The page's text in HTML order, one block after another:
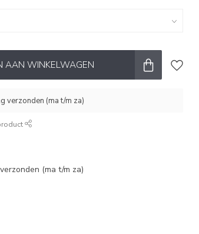
AAN WINKELWAGEN
verzonden (ma t/m za)
(ma t/m za)